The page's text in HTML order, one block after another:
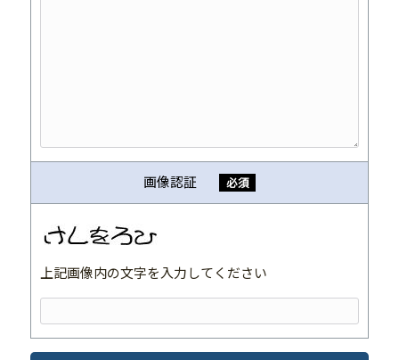
画像認証 必須
上記画像内の文字を入力してください